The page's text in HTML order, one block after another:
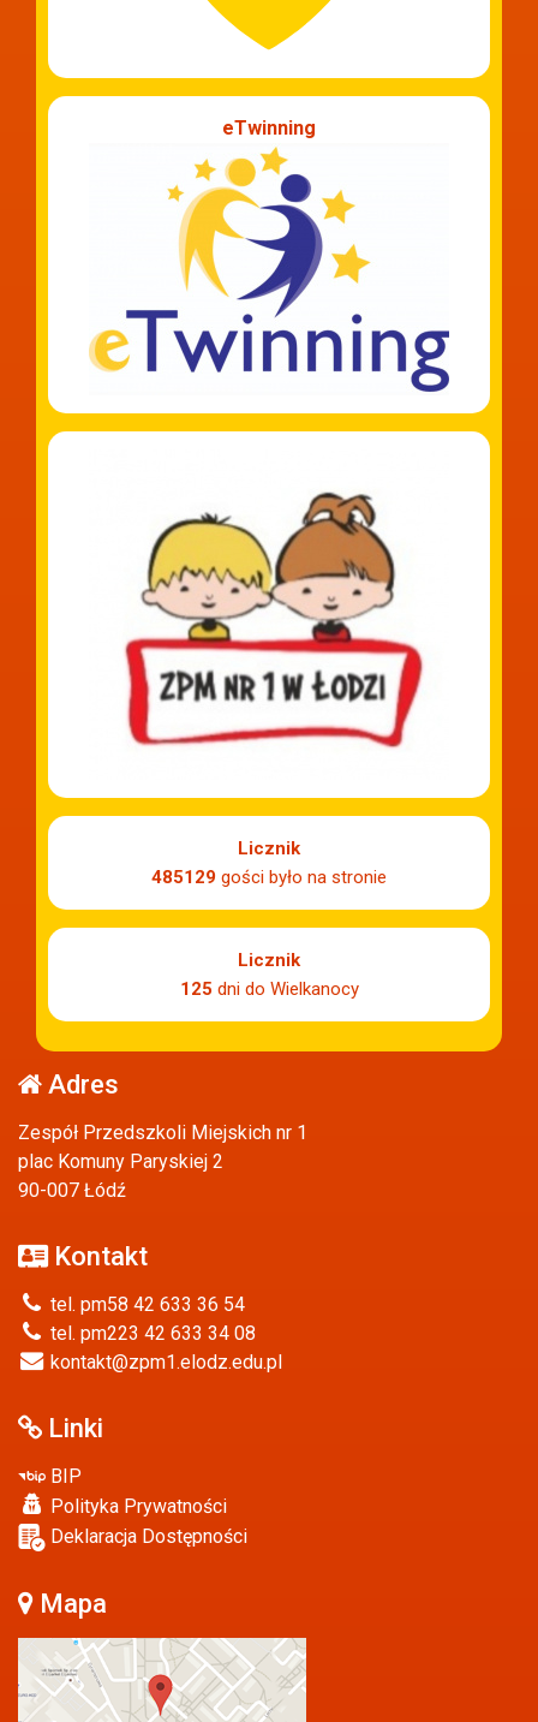
eTwinning
Licznik
485129 gości było na stronie
Licznik
125 dni do Wielkanocy
Adres
Zespół Przedszkoli Miejskich nr 1
plac Komuny Paryskiej 2
90-007 Łódź
Kontakt
tel. pm58 42 633 36 54
tel. pm223 42 633 34 08
kontakt@zpm1.elodz.edu.pl
Linki
BIP
Polityka Prywatności
Deklaracja Dostępności
Mapa